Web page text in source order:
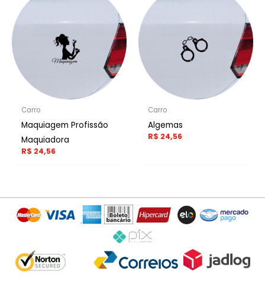
Carro
Maquiagem Profissão
Maquiadora
R$ 24,56
Carro
Algemas
R$ 24,56